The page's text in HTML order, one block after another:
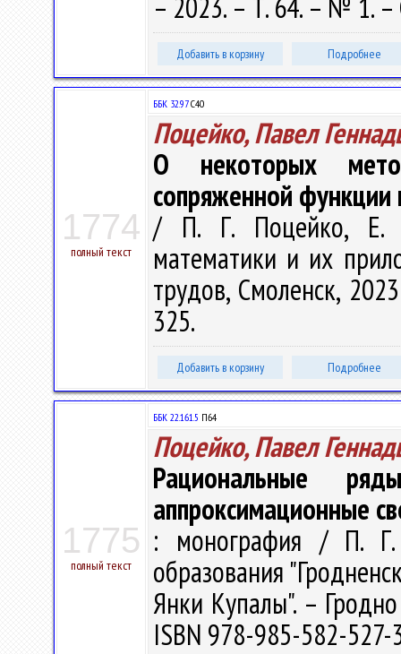
Добавить в корзину Подробнее
1774
полный текст
ББК 32.97С40
Поцейко, Павел
О некоторых
сопряженной функции
/ П. Г. Поцейко, Е.
математики и их
трудов, Смоленск,
325.
Добавить в корзину Подробнее
1775
полный текст
ББК 22.161.5 П64
Поцейко, Павел
Рациональные
аппроксимационные
: монография / П.
образования
Янки Купалы". –
ISBN 978-985-582-527-